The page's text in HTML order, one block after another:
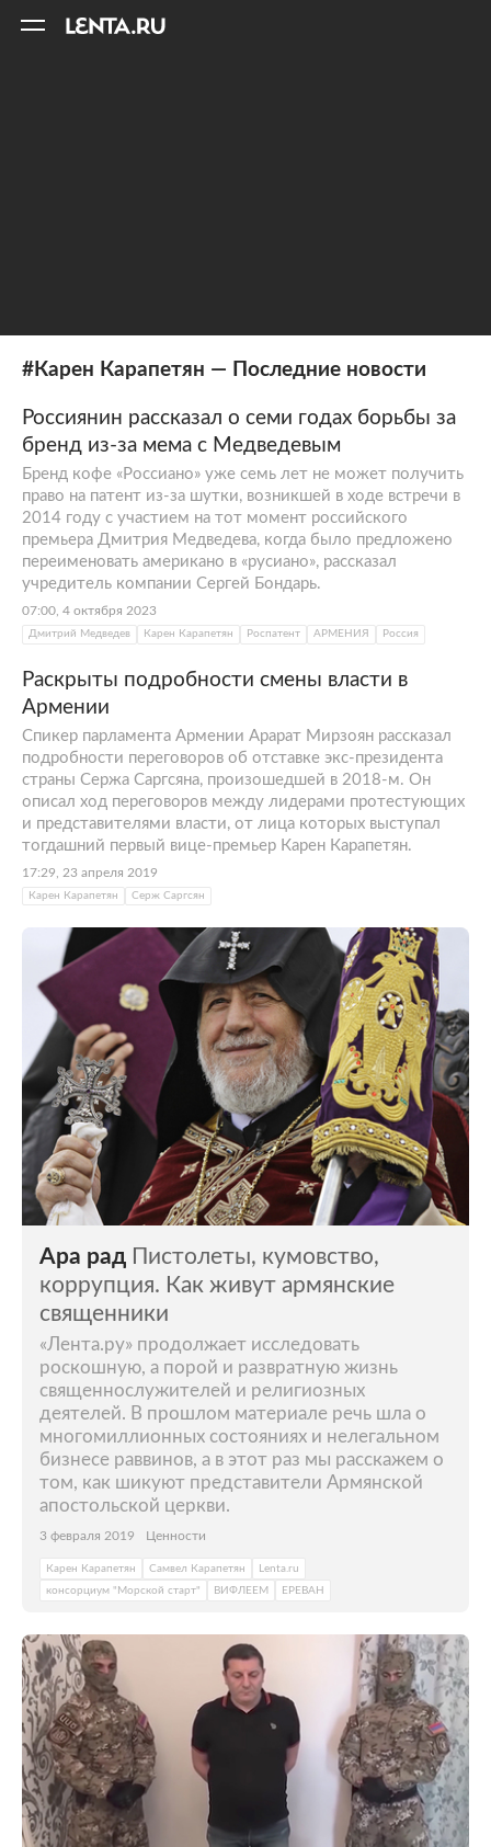
#Карен Карапетян — Последние новости
Россиянин рассказал о семи годах борьбы за
бренд из-за мема с Медведевым
Бренд кофе «Россиано» уже семь лет не может получить
право на патент из-за шутки, возникшей в ходе встречи в
2014 году с участием на тот момент российского
премьера Дмитрия Медведева, когда было предложено
переименовать американо в «русиано», рассказал
учредитель компании Сергей Бондарь.
07:00, 4 октября 2023
Дмитрий Медведев Карен Карапетян Роспатент АРМЕНИЯ Россия
Раскрыты подробности смены власти в
Армении
Спикер парламента Армении Арарат Мирзоян рассказал
подробности переговоров об отставке экс-президента
страны Сержа Саргсяна, произошедшей в 2018-м. Он
описал ход переговоров между лидерами протестующих
и представителями власти, от лица которых выступал
тогдашний первый вице-премьер Карен Карапетян.
17:29, 23 апреля 2019
Карен Карапетян Серж Саргсян
Ара рад Пистолеты, кумовство,
коррупция. Как живут армянские
священники
«Лента.ру» продолжает исследовать
роскошную, а порой и развратную жизнь
священнослужителей и религиозных
деятелей. В прошлом материале речь шла о
многомиллионных состояниях и нелегальном
бизнесе раввинов, а в этот раз мы расскажем о
том, как шикуют представители Армянской
апостольской церкви.
3 февраля 2019 Ценности
Карен Карапетян Самвел Карапетян
Lenta.ru
консорциум "Морской старт"
ВИФЛЕЕМ ЕРЕВАН